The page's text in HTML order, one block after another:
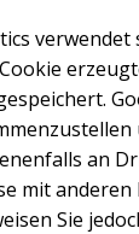
an
mit
Sie